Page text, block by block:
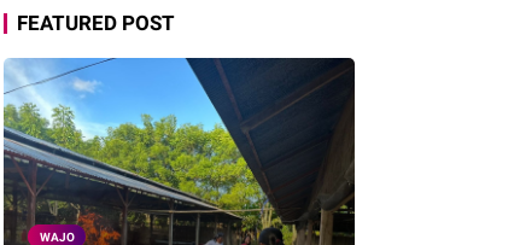
FEATURED POST
WAJO